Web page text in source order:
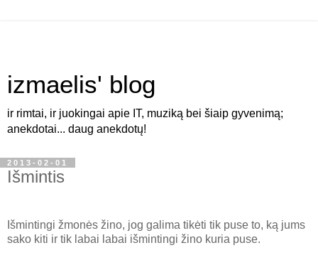
izmaelis' blog
ir rimtai, ir juokingai apie IT, muziką bei šiaip gyvenimą;
anekdotai... daug anekdotų!
2013-02-01
Išmintis
Išmintingi žmonės žino, jog galima tikėti tik puse to, ką jums
sako kiti ir tik labai labai išmintingi žino kuria puse.